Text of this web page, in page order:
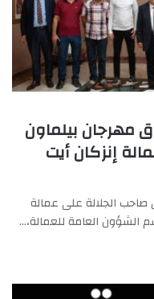
مهرجان بيلماون
إنزكان أيت
الجلالة على عمالة
الشؤون العامة للعمالة،…